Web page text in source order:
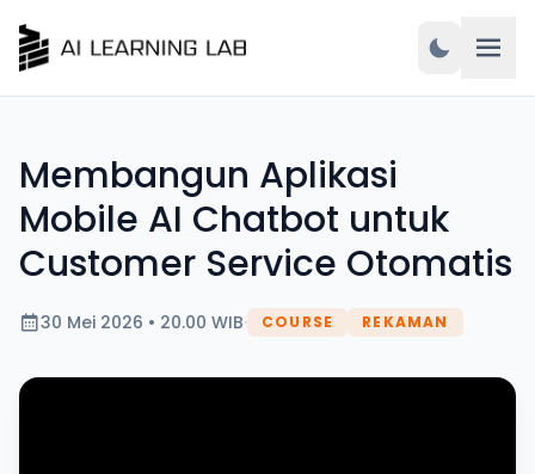
Membangun Aplikasi
Mobile AI Chatbot untuk
Customer Service Otomatis
30 Mei 2026 • 20.00 WIB· COURSE REKAMAN